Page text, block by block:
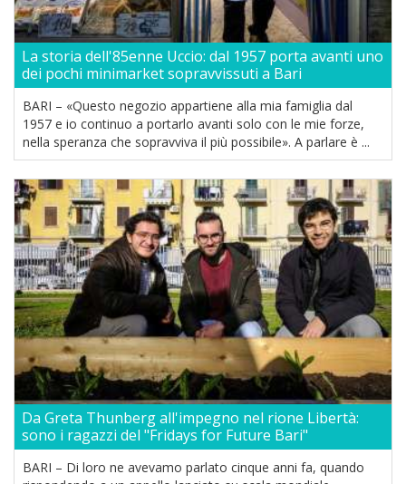
La storia dell'85enne Uccio: dal 1957 porta avanti uno
dei pochi minimarket sopravvissuti a Bari
BARI – «Questo negozio appartiene alla mia famiglia dal
1957 e io continuo a portarlo avanti solo con le mie forze,
nella speranza che sopravviva il più possibile». A parlare è ...
Da Greta Thunberg all'impegno nel rione Libertà:
sono i ragazzi del "Fridays for Future Bari"
BARI – Di loro ne avevamo parlato cinque anni fa, quando